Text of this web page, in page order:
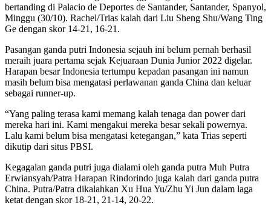
bertanding di Palacio de Deportes de Santander, Santander, Spanyol,
Minggu (30/10). Rachel/Trias kalah dari Liu Sheng Shu/Wang Ting
Ge dengan skor 14-21, 16-21.
Pasangan ganda putri Indonesia sejauh ini belum pernah berhasil
meraih juara pertama sejak Kejuaraan Dunia Junior 2022 digelar.
Harapan besar Indonesia tertumpu kepadan pasangan ini namun
masih belum bisa mengatasi perlawanan ganda China dan keluar
sebagai runner-up.
“Yang paling terasa kami memang kalah tenaga dan power dari
mereka hari ini. Kami mengakui mereka besar sekali powernya.
Lalu kami belum bisa mengatasi ketegangan,” kata Trias seperti
dikutip dari situs PBSI.
Kegagalan ganda putri juga dialami oleh ganda putra Muh Putra
Erwiansyah/Patra Harapan Rindorindo juga kalah dari ganda putra
China. Putra/Patra dikalahkan Xu Hua Yu/Zhu Yi Jun dalam laga
ketat dengan skor 18-21, 21-14, 20-22.